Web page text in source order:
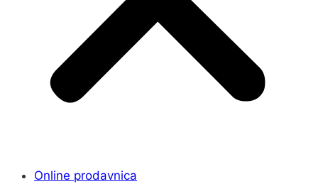
Online prodavnica